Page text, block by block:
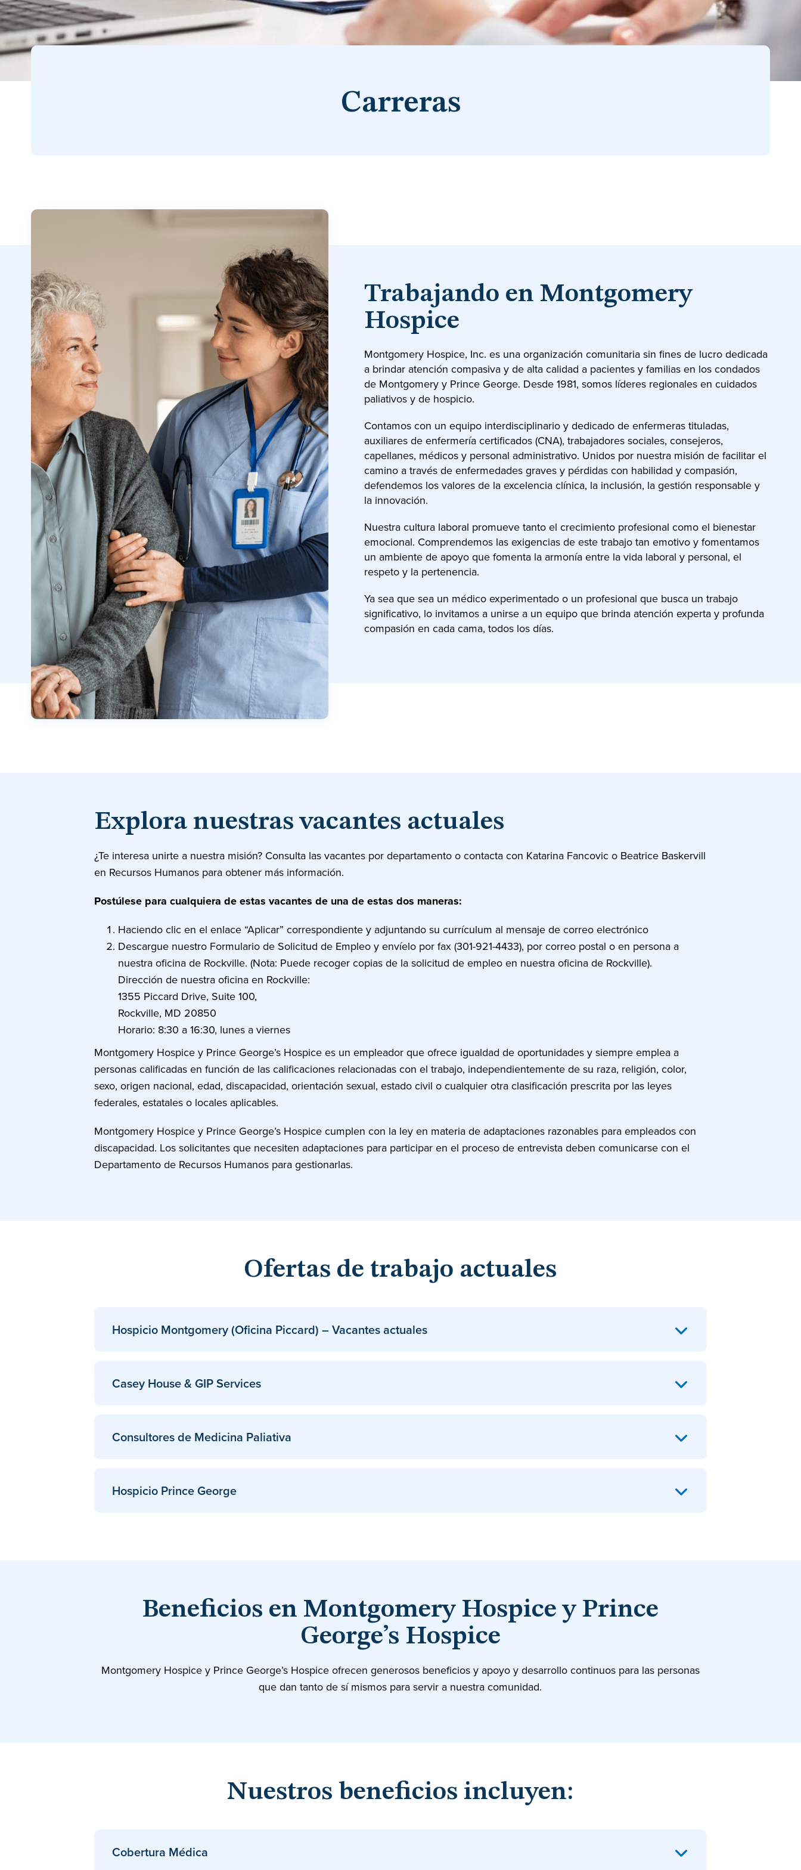
Carreras
Trabajando en Montgomery
Hospice
Montgomery Hospice, Inc. es una organización comunitaria sin fines de lucro dedicada
a brindar atención compasiva y de alta calidad a pacientes y familias en los condados
de Montgomery y Prince George. Desde 1981, somos líderes regionales en cuidados
paliativos y de hospicio.
Contamos con un equipo interdisciplinario y dedicado de enfermeras tituladas,
auxiliares de enfermería certificados (CNA), trabajadores sociales, consejeros,
capellanes, médicos y personal administrativo. Unidos por nuestra misión de facilitar el
camino a través de enfermedades graves y pérdidas con habilidad y compasión,
defendemos los valores de la excelencia clínica, la inclusión, la gestión responsable y
la innovación.
Nuestra cultura laboral promueve tanto el crecimiento profesional como el bienestar
emocional. Comprendemos las exigencias de este trabajo tan emotivo y fomentamos
un ambiente de apoyo que fomenta la armonía entre la vida laboral y personal, el
respeto y la pertenencia.
Ya sea que sea un médico experimentado o un profesional que busca un trabajo
significativo, lo invitamos a unirse a un equipo que brinda atención experta y profunda
compasión en cada cama, todos los días.
Explora nuestras vacantes actuales
¿Te interesa unirte a nuestra misión? Consulta las vacantes por departamento o contacta con Katarina Fancovic o Beatrice Baskervill
en Recursos Humanos para obtener más información.
Postúlese para cualquiera de estas vacantes de una de estas dos maneras:
Haciendo clic en el enlace “Aplicar” correspondiente y adjuntando su currículum al mensaje de correo electrónico
Descargue nuestro Formulario de Solicitud de Empleo y envíelo por fax (301-921-4433), por correo postal o en persona a
nuestra oficina de Rockville. (Nota: Puede recoger copias de la solicitud de empleo en nuestra oficina de Rockville).
Dirección de nuestra oficina en Rockville:
1355 Piccard Drive, Suite 100,
Rockville, MD 20850
Horario: 8:30 a 16:30, lunes a viernes
Montgomery Hospice y Prince George’s Hospice es un empleador que ofrece igualdad de oportunidades y siempre emplea a
personas calificadas en función de las calificaciones relacionadas con el trabajo, independientemente de su raza, religión, color,
sexo, origen nacional, edad, discapacidad, orientación sexual, estado civil o cualquier otra clasificación prescrita por las leyes
federales, estatales o locales aplicables.
Montgomery Hospice y Prince George’s Hospice cumplen con la ley en materia de adaptaciones razonables para empleados con
discapacidad. Los solicitantes que necesiten adaptaciones para participar en el proceso de entrevista deben comunicarse con el
Departamento de Recursos Humanos para gestionarlas.
Ofertas de trabajo actuales
Hospicio Montgomery (Oficina Piccard) – Vacantes actuales
Casey House & GIP Services
Consultores de Medicina Paliativa
Hospicio Prince George
Beneficios en Montgomery Hospice y Prince
George’s Hospice
Montgomery Hospice y Prince George’s Hospice ofrecen generosos beneficios y apoyo y desarrollo continuos para las personas
que dan tanto de sí mismos para servir a nuestra comunidad.
Nuestros beneficios incluyen:
Cobertura Médica